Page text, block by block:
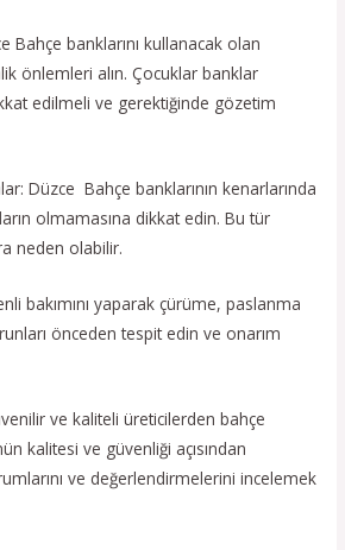
Bahçe banklarını kullanacak olan
önlemleri alın. Çocuklar banklar
edilmeli ve gerektiğinde gözetim
Düzce Bahçe banklarının kenarlarında
olmamasına dikkat edin. Bu tür
neden olabilir.
bakımını yaparak çürüme, paslanma
önceden tespit edin ve onarım
ve kaliteli üreticilerden bahçe
kalitesi ve güvenliği açısından
ve değerlendirmelerini incelemek